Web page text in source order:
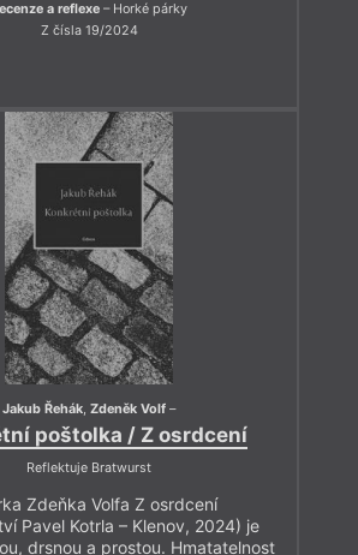
a reflexe – Horké párky
Z čísla 19/2024
Jakub Řehák, Zdeněk Volf –
poštolka / Z osrdcení
Reflektuje Bratwurst
Zdeňka Volfa Z osrdcení
Pavel Kotrla – Klenov, 2024) je
drsnou a prostou. Hmatatelnost